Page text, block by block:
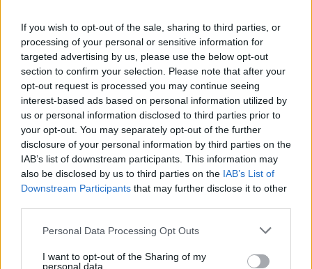
If you wish to opt-out of the sale, sharing to third parties, or
processing of your personal or sensitive information for
targeted advertising by us, please use the below opt-out
section to confirm your selection. Please note that after your
opt-out request is processed you may continue seeing
interest-based ads based on personal information utilized by
us or personal information disclosed to third parties prior to
your opt-out. You may separately opt-out of the further
disclosure of your personal information by third parties on the
IAB’s list of downstream participants. This information may
also be disclosed by us to third parties on the IAB’s List of
Downstream Participants that may further disclose it to other
Please note that this website/app uses one or more Google
not limited to your visit or usage behaviour. You may click to
Personal Data Processing Opt Outs
I want to opt-out of the Sharing of my
personal data.
περίπου, είπε. Υπενθύμισε πώς το συνολικό ποσό
που θα διατεθεί φτάνει στα 7 δισ. ευρώ.